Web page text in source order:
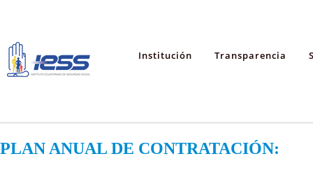
Institución Transparencia
PLAN ANUAL DE CONTRATACIÓN: